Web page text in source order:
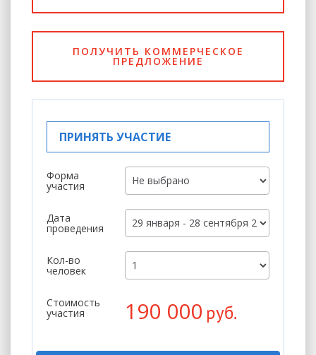
ПОЛУЧИТЬ КОММЕРЧЕСКОЕ
ПРЕДЛОЖЕНИЕ
ПРИНЯТЬ УЧАСТИЕ
Форма
участия
Дата
проведения
Кол-во
человек
Стоимость
участия 190 000 руб.